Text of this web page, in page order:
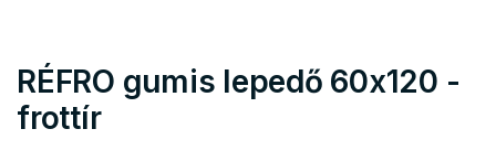
RÉFRO gumis lepedő 60x120 -
frottír